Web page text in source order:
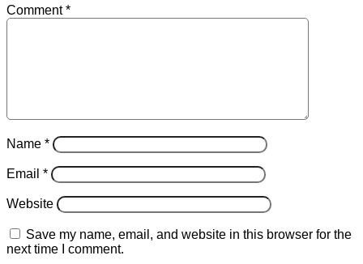
Comment*
Name *
Email *
Website
Save my name, email, and website in this browser for the
next time I comment.